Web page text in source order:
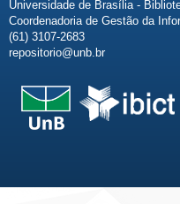
Universidade de Brasília -
Coordenadoria de Gestão da
(61) 3107-2683
repositorio@unb.br